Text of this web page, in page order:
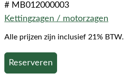
# MB012000003
Kettingzagen / motorzagen
Alle prijzen zijn inclusief 21% BTW.
Reserveren